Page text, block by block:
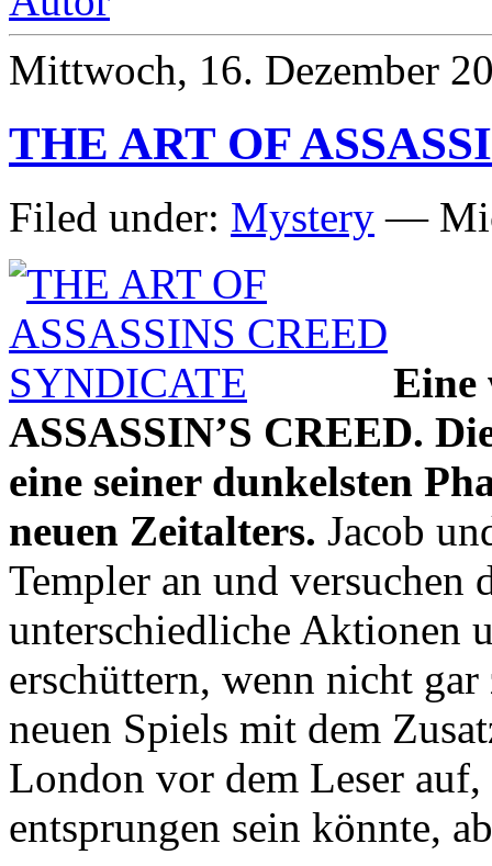
Mittwoch, 16. Dezember
THE ART OF
Filed under: Mystery —
Eine
ASSASSIN’S CREED.
eine seiner dunkelsten
neuen Zeitalters. Jacob
Templer an und versuchen
unterschiedliche Aktionen
erschüttern, wenn nicht
neuen Spiels mit dem
London vor dem Leser
entsprungen sein könnte,